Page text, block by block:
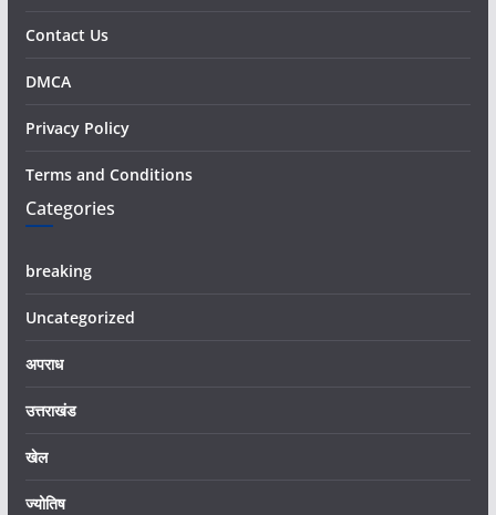
Contact Us
DMCA
Privacy Policy
Terms and Conditions
Categories
breaking
Uncategorized
अपराध
उत्तराखंड
खेल
ज्योतिष